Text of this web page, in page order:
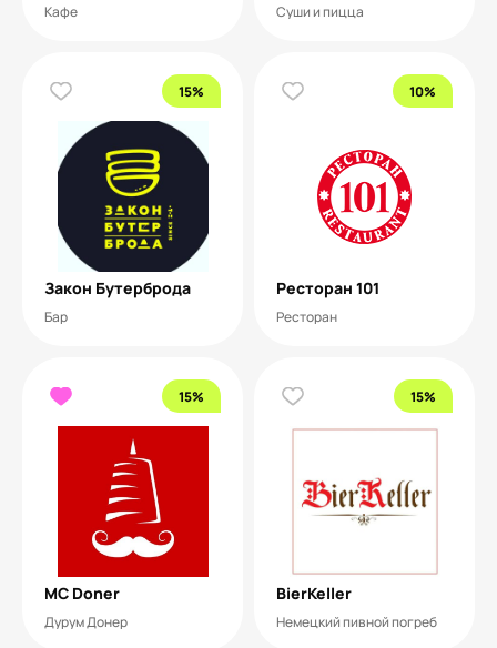
Кафе Суши и пицца
15%
Закон Бутерброда
Бар
10%
Ресторан 101
Ресторан
15%
MC Doner
Дурум Донер
15%
BierKeller
Немецкий пивной погреб